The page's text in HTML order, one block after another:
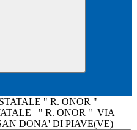
" R. ONOR " VIA
DONA' DI PIAVE(VE)